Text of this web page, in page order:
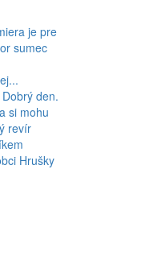
je pre
sumec
Dobrý den.
si mohu
revír
Hrušky